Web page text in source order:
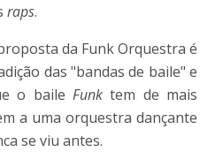
raps.
da Funk Orquestra é
das "bandas de baile" e
o baile Funk tem de mais
a uma orquestra dançante
se viu antes.